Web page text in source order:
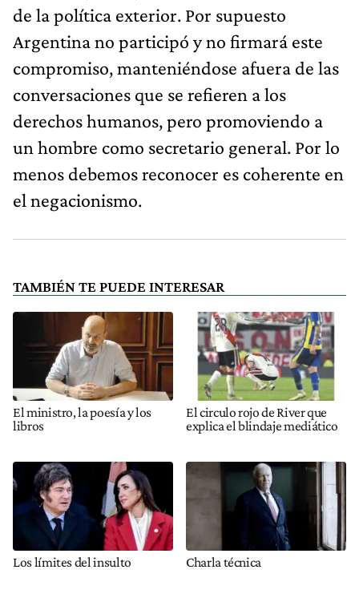
de la política exterior. Por supuesto
Argentina no participó y no firmará este
compromiso, manteniéndose afuera de las
conversaciones que se refieren a los
derechos humanos, pero promoviendo a
un hombre como secretario general. Por lo
menos debemos reconocer es coherente en
el negacionismo.
TAMBIÉN TE PUEDE INTERESAR
El ministro, la poesía y los
libros
El circulo rojo de River que
explica el blindaje mediático
Los límites del insulto Charla técnica